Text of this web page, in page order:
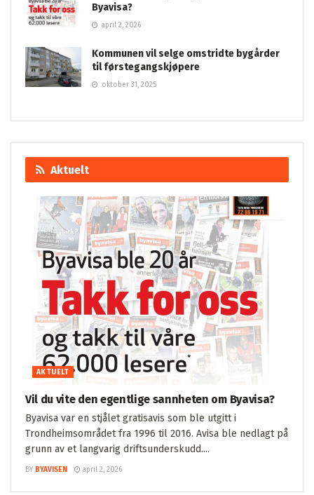
Byavisa?
april 2, 2026
Kommunen vil selge omstridte bygårder
til førstegangskjøpere
oktober 31, 2025
Aktuelt
AKTUELT
Vil du vite den egentlige sannheten om Byavisa?
Byavisa var en stjålet gratisavis som ble utgitt i
Trondheimsområdet fra 1996 til 2016. Avisa ble nedlagt på
grunn av et langvarig driftsunderskudd....
BY BYAVISEN april 2, 2026